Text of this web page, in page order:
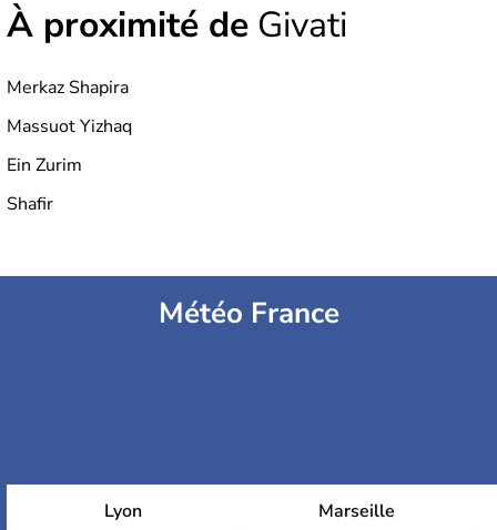
À proximité de Givati
Merkaz Shapira
Massuot Yizhaq
Ein Zurim
Shafir
Météo France
Lyon Marseille